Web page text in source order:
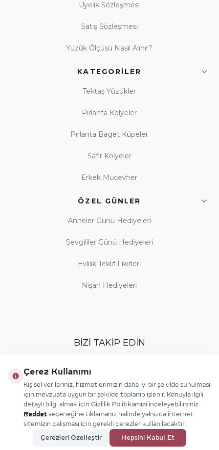
Üyelik Sözleşmesi
Satış Sözleşmesi
Yüzük Ölçüsü Nasıl Alınır?
KATEGORILER
Tektaş Yüzükler
Pırlanta Kolyeler
Pırlanta Baget Küpeler
Safir Kolyeler
Erkek Mücevher
ÖZEL GÜNLER
Anneler Günü Hediyeleri
Sevgililer Günü Hediyeleri
Evlilik Teklif Fikirleri
Nişan Hediyeleri
© 2026 Makdis Pırlanta
BIZI TAKIP EDIN
Çerez Kullanımı
Kişisel verileriniz, hizmetlerimizin daha iyi bir şekilde sunulması
için mevzuata uygun bir şekilde toplanıp işlenir. Konuyla ilgili
detaylı bilgi almak için Gizlilik Politikamızı inceleyebilirsiniz.
Reddet seçeneğine tıklamanız halinde yalnızca internet
sitemizin çalışması için gerekli çerezler kullanılacaktır.
Çerezleri Özelleştir
Hepsini Kabul Et